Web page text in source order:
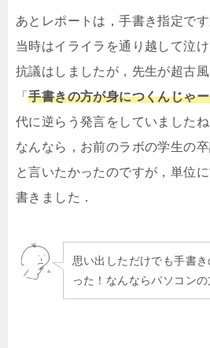
あとレポートは，手書き指定で
当時はイライラを通り越して泣け
抗議はしましたが，先生が超古
「手書きの方が身につくんじゃ
代に逆らう発言をしていましたね
なんなら，お前のラボの学生の
と言いたかったのですが，単位
書きました．
思い出しただけでも手書
った！なんならパソコン